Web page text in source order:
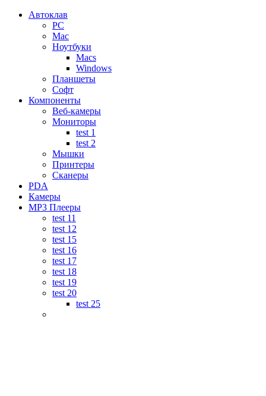
Автоклав
PC
Mac
Ноутбуки
Macs
Windows
Планшеты
Софт
Компоненты
Веб-камеры
Мониторы
test 1
test 2
Мышки
Принтеры
Сканеры
PDA
Камеры
MP3 Плееры
test 11
test 12
test 15
test 16
test 17
test 18
test 19
test 20
test 25